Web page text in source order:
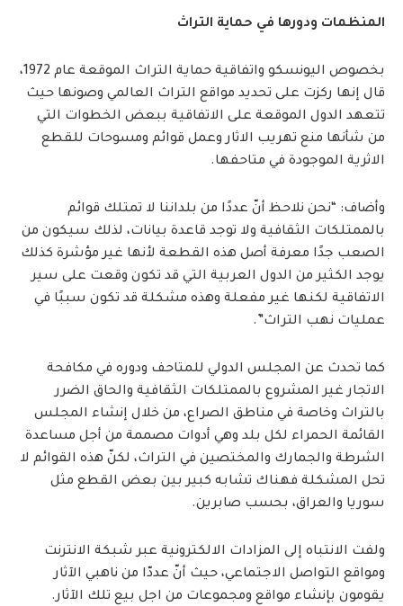
المنظمات ودورها في حماية التراث
بخصوص اليونسكو واتفاقية حماية التراث الموقعة عام 1972،
قال إنها ركزت على تحديد مواقع التراث العالمي وصونها حيث
تتعهد الدول الموقعة على الاتفاقية ببعض الخطوات التي
من شأنها منع تهريب الاثار وعمل قوائم ومسوحات للقطع
الاثرية الموجودة في متاحفها.
وأضاف: “نحن نلاحظ أنّ عددًا من بلداننا لا تمتلك قوائم
بالممتلكات الثقافية ولا توجد قاعدة بيانات، لذلك سيكون من
الصعب جدًا معرفة أصل هذه القطعة لأنها غير مؤشرة كذلك
يوجد الكثير من الدول العربية التي قد تكون وقعت على سير
الاتفاقية لكنها غير مفعلة وهذه مشكلة قد تكون سببًا في
عمليات نهب التراث”.
كما تحدث عن المجلس الدولي للمتاحف ودوره في مكافحة
الاتجار غير المشروع بالممتلكات الثقافية والحاق الضرر
بالتراث وخاصة في مناطق الصراع، من خلال إنشاء المجلس
القائمة الحمراء لكل بلد وهي أدوات مصممة من أجل مساعدة
الشرطة والجمارك والمختصين في التراث، لكنّ هذه القوائم لا
تحل المشكلة فهناك تشابه كبير بين بعض القطع مثل
سوريا والعراق، بحسب صابرين.
ولفت الانتباه إلى المزادات الالكترونية عبر شبكة الانترنت
ومواقع التواصل الاجتماعي، حيث أنّ عددّا من ناهبي الآثار
يقومون بإنشاء مواقع ومجموعات من اجل بيع تلك الآثار.